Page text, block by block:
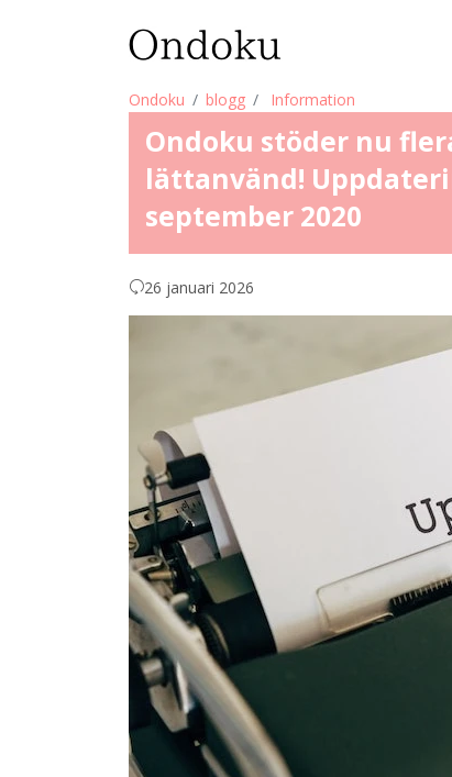
Ondoku blogg Information
Ondoku stöder nu
lättanvänd!
september 2020
26 januari 2026